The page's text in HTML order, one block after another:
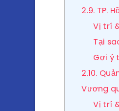
2.9. TP.
Vị trí
Tại
Gợi ý
2.10.
Vương
Vị trí